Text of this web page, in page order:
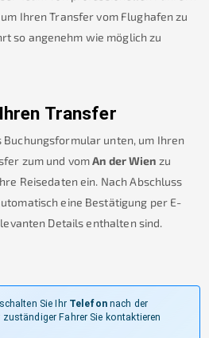
Ihren Transfer vom Flughafen zu
so angenehm wie möglich zu
Transfer
Buchungsformular unten, um Ihren
zum und vomAn der Wien zu
Reisedaten ein. Nach Abschluss
eine Bestätigung per E-
Details enthalten sind.
Sie Ihr Telefonnach der
Fahrer Sie kontaktieren